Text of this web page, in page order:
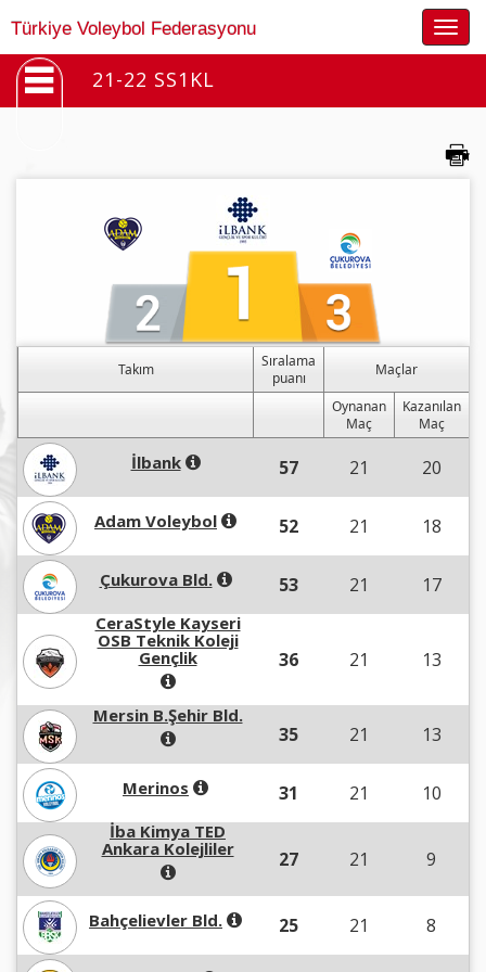
Türkiye Voleybol Federasyonu
21-22 SS1KL
Takım
Sıralama
puanı
Maçlar
Oynanan
Maç
Kazanılan
Maç
İlbank 57 21 20
Adam Voleybol 52 21 18
Çukurova Bld. 53 21 17
CeraStyle Kayseri
OSB Teknik Koleji
Gençlik
36 21 13
Mersin B.Şehir Bld.
35 21 13
Merinos 31 21 10
İba Kimya TED
Ankara Kolejliler
27 21 9
Bahçelievler Bld. 25 21 8